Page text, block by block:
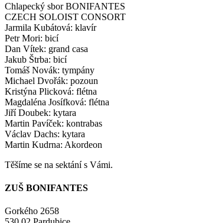
Chlapecký sbor BONIFANTES
CZECH SOLOIST CONSORT
Jarmila Kubátová: klavír
Petr Mori: bicí
Dan Vítek: grand casa
Jakub Štrba: bicí
Tomáš Novák: tympány
Michael Dvořák: pozoun
Kristýna Plicková: flétna
Magdaléna Josífková: flétna
Jiří Doubek: kytara
Martin Pavíček: kontrabas
Václav Dachs: kytara
Martin Kudrna: Akordeon
Těšíme se na sektání s Vámi.
ZUŠ BONIFANTES
Gorkého 2658